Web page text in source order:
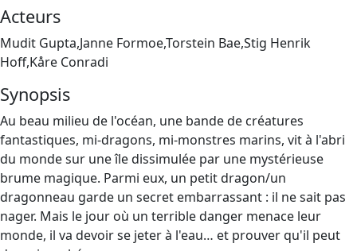
Acteurs
Mudit Gupta,Janne Formoe,Torstein Bae,Stig Henrik
Hoff,Kåre Conradi
Synopsis
Au beau milieu de l'océan, une bande de créatures
fantastiques, mi-dragons, mi-monstres marins, vit à l'abri
du monde sur une île dissimulée par une mystérieuse
brume magique. Parmi eux, un petit dragon/un
dragonneau garde un secret embarrassant : il ne sait pas
nager. Mais le jour où un terrible danger menace leur
monde, il va devoir se jeter à l'eau… et prouver qu'il peut